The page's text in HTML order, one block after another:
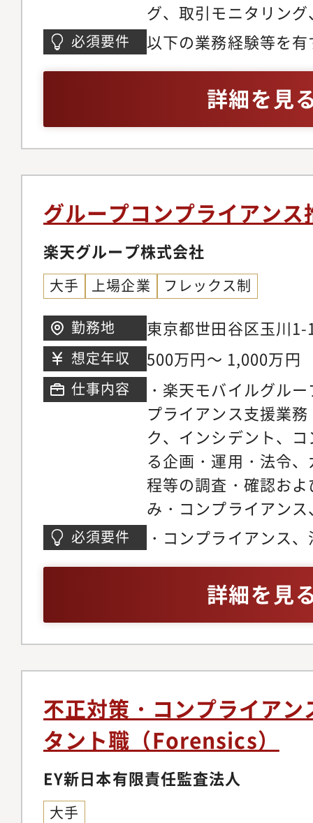
グ、取引モニタリン
出、金融犯罪対策、
テム、等【部署の特
は、健全な金融シス
可欠なマネーロンダ
Money-Laundering)
除等を中心に、金融
た専門部署です（部
外に広くビジネス展
プライアンス態勢を
FATF（金融活動作業
2028年度に控え、
を挙げて取り組む中
AML/CFT領域は最重
られており、経営レ
関係者と協働して態
ころです。・AML/
野であり、また公認
（CAMS）等の国際資
ジェネラリストであ
て入り易く、業務経
を高めることが可能
談を通じて候補者の
きたく、ポテンシャ
経験不問で幅広くエ
す。
必須要件
以下の業務経験等を
やAMLの業務経験は
2）前職が金融機関
る方・組織貢献意欲
前向きに取り組み、
詳細を見
グループコンプライアンス
楽天グループ株式会社
大手 上場企業 フレックス制
勤務地
東京都世田谷区玉川
ウス
想定年収 500万円～ 1,000万円
仕事内容
・楽天モバイルグル
プライアンス支援業
ク、インシデント、
る企画・運用・法令
程等の調査・確認お
み・コンプライアン
企画・改善・インシ
との連携、再発防止
体の運営、管理台帳
ント向けレポート■働
人数：戦略事業コン
名／各課に5名程度）
が中心・新卒中途割
実例＞・コンプライ
て入社後、担当領域
的には楽天モバイル
イアンス水準を向上
必須要件
・コンプライアンス
複数の関係者と連携
を行った経験・法令
詳細を見
不正対策・コンプライア
タント職（Forensics）
EY新日本有限責任監査法人
大手